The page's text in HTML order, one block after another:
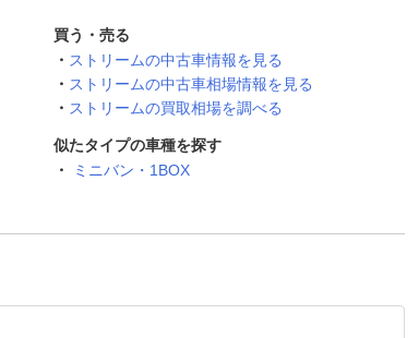
買う・売る
ストリームの中古車情報を見る
ストリームの中古車相場情報を見る
ストリームの買取相場を調べる
似たタイプの車種を探す
ミニバン・1BOX